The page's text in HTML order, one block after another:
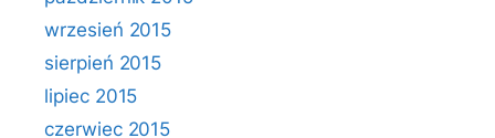
wrzesień 2015
sierpień 2015
lipiec 2015
czerwiec 2015